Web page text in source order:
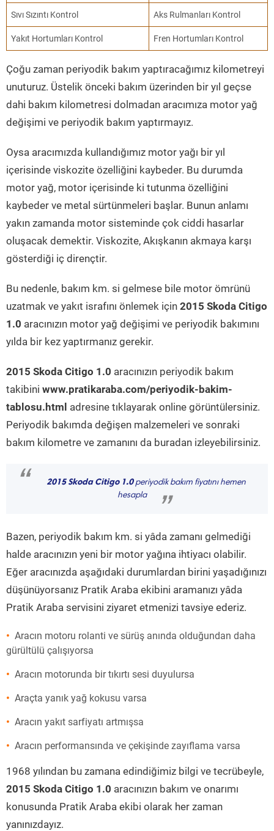
Sıvı Sızıntı Kontrol Aks Rulmanları Kontrol
Yakıt Hortumları Kontrol Fren Hortumları Kontrol
Çoğu zaman periyodik bakım yaptıracağımız kilometreyi
unuturuz. Üstelik önceki bakım üzerinden bir yıl geçse
dahi bakım kilometresi dolmadan aracımıza motor yağ
değişimi ve periyodik bakım yaptırmayız.
Oysa aracımızda kullandığımız motor yağı bir yıl
içerisinde viskozite özelliğini kaybeder. Bu durumda
motor yağ, motor içerisinde ki tutunma özelliğini
kaybeder ve metal sürtünmeleri başlar. Bunun anlamı
yakın zamanda motor sisteminde çok ciddi hasarlar
oluşacak demektir. Viskozite, Akışkanın akmaya karşı
gösterdiği iç dirençtir.
Bu nedenle, bakım km. si gelmese bile motor ömrünü
uzatmak ve yakıt israfını önlemek için 2015 Skoda Citigo
1.0 aracınızın motor yağ değişimi ve periyodik bakımını
yılda bir kez yaptırmanız gerekir.
2015 Skoda Citigo 1.0 aracınızın periyodik bakım
takibini www.pratikaraba.com/periyodik-bakim-
tablosu.html adresine tıklayarak online görüntülersiniz.
Periyodik bakımda değişen malzemeleri ve sonraki
bakım kilometre ve zamanını da buradan izleyebilirsiniz.
“ 2015 Skoda Citigo 1.0periyodik bakım fiyatını hemen
hesapla
”
Bazen, periyodik bakım km. si yâda zamanı gelmediği
halde aracınızın yeni bir motor yağına ihtiyacı olabilir.
Eğer aracınızda aşağıdaki durumlardan birini yaşadığınızı
düşünüyorsanız Pratik Araba ekibini aramanızı yâda
Pratik Araba servisini ziyaret etmenizi tavsiye ederiz.
Aracın motoru rolanti ve sürüş anında olduğundan daha
gürültülü çalışıyorsa
Aracın motorunda bir tıkırtı sesi duyulursa
Araçta yanık yağ kokusu varsa
Aracın yakıt sarfiyatı artmışsa
Aracın performansında ve çekişinde zayıflama varsa
1968 yılından bu zamana edindiğimiz bilgi ve tecrübeyle,
2015 Skoda Citigo 1.0 aracınızın bakım ve onarımı
konusunda Pratik Araba ekibi olarak her zaman
yanınızdayız.